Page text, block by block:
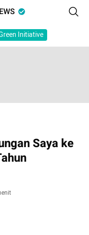
Initiative
Saya ke